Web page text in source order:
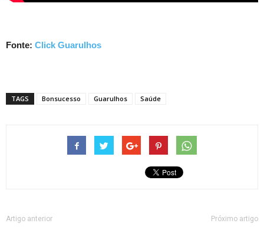
Fonte: Click Guarulhos
TAGS Bonsucesso Guarulhos Saúde
Artigo anterior Próximo artigo